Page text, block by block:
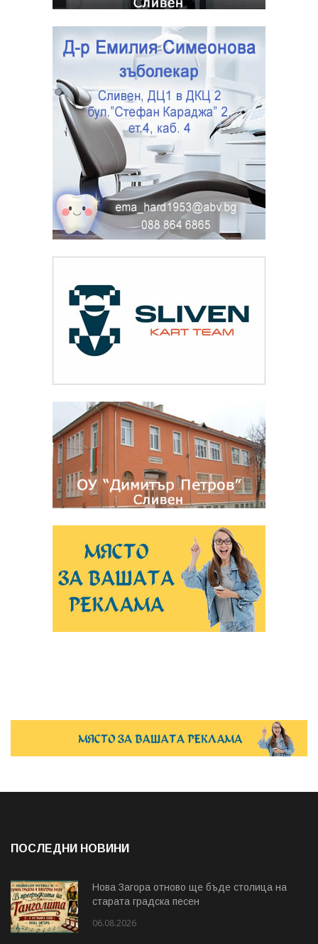
ПОСЛЕДНИ НОВИНИ
Нова Загора отново ще бъде столица на
старата градска песен
06.08.2026